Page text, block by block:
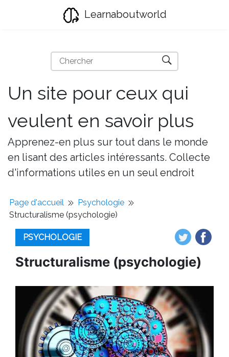
Learnaboutworld
Un site pour ceux qui
veulent en savoir plus
Apprenez-en plus sur tout dans le monde
en lisant des articles intéressants. Collecte
d'informations utiles en un seul endroit
Page d'accueil
Psychologie
Structuralisme (psychologie)
PSYCHOLOGIE
Structuralisme (psychologie)